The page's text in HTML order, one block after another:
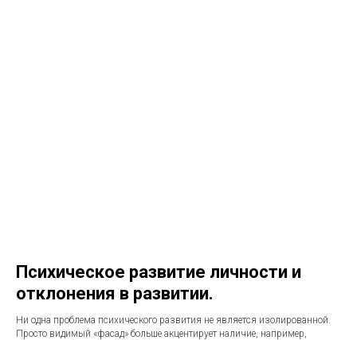
Психическое развитие личности и
отклонения в развитии.
Ни одна проблема психического развития не является изолированной.
Просто видимый «фасад» больше акцентирует наличие, например,